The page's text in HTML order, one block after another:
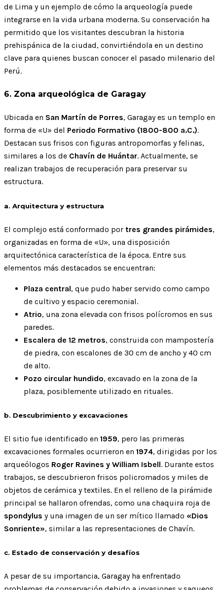
de Lima y un ejemplo de cómo la arqueología puede
integrarse en la vida urbana moderna. Su conservación ha
permitido que los visitantes descubran la historia
prehispánica de la ciudad, convirtiéndola en un destino
clave para quienes buscan conocer el pasado milenario del
Perú.
6. Zona arqueológica de Garagay
Ubicada en San Martín de Porres, Garagay es un templo en
forma de «U» del Periodo Formativo (1800-800 a.C.).
Destacan sus frisos con figuras antropomorfas y felinas,
similares a los de Chavín de Huántar. Actualmente, se
realizan trabajos de recuperación para preservar su
estructura.
a. Arquitectura y estructura
El complejo está conformado por tres grandes pirámides,
organizadas en forma de «U», una disposición
arquitectónica característica de la época. Entre sus
elementos más destacados se encuentran:
Plaza central, que pudo haber servido como campo
de cultivo y espacio ceremonial.
Atrio, una zona elevada con frisos polícromos en sus
paredes.
Escalera de 12 metros, construida con mampostería
de piedra, con escalones de 30 cm de ancho y 40 cm
de alto.
Pozo circular hundido, excavado en la zona de la
plaza, posiblemente utilizado en rituales.
b. Descubrimiento y excavaciones
El sitio fue identificado en 1959, pero las primeras
excavaciones formales ocurrieron en 1974, dirigidas por los
arqueólogos Roger Ravines y William Isbell. Durante estos
trabajos, se descubrieron frisos policromados y miles de
objetos de cerámica y textiles. En el relleno de la pirámide
principal se hallaron ofrendas, como una chaquira roja de
spondylus y una imagen de un ser mítico llamado «Dios
Sonriente», similar a las representaciones de Chavín.
c. Estado de conservación y desafíos
A pesar de su importancia, Garagay ha enfrentado